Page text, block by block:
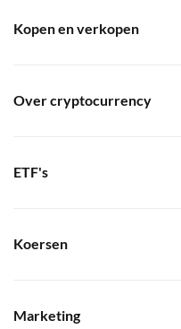
Kopen en verkopen
Over cryptocurrency
ETF's
Koersen
Marketing